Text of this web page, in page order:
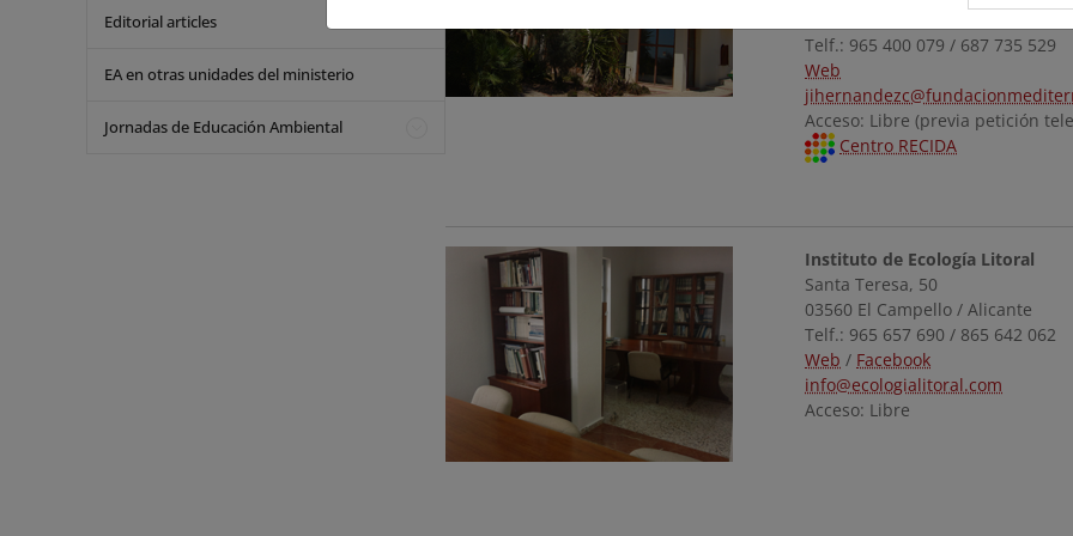
Editorial articles
EA en otras unidades del ministerio
Jornadas de Educación Ambiental
Telf.: 965 400 079 / 687 735 529
Web
Acceso: Libre (previa petición
Centro RECIDA
Instituto de Ecología Litoral
Santa Teresa, 50
03560 El Campello / Alicante
Telf.: 965 657 690 / 865 642 062
Web / Facebook
info@ecologialitoral.com
Acceso: Libre